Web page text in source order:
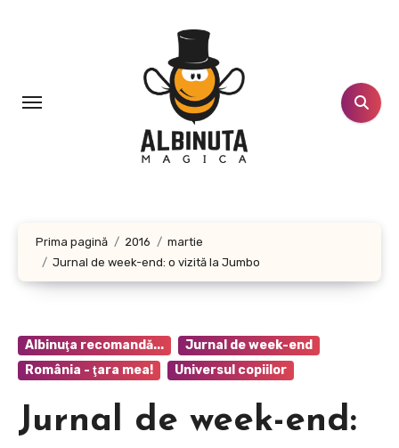
Prima pagină 2016
martie
Jurnal de week-end: o vizită la Jumbo
Albinuţa recomandă...
Jurnal de week-end
România - ţara mea!
Universul copiilor
Jurnal de week-end: